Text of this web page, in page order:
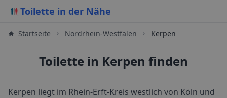
Toilette in der Nähe
Startseite Nordrhein-Westfalen Kerpen
Toilette in Kerpen finden
Kerpen liegt im Rhein-Erft-Kreis westlich von Köln und